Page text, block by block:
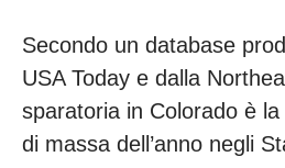
Secondo un database
USA Today e dalla
sparatoria in Colorado è
di massa dell’anno negli